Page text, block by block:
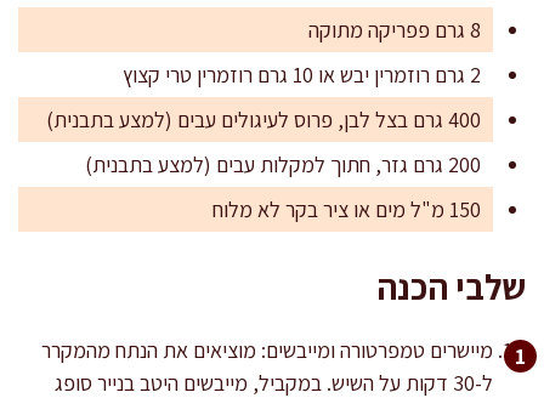
8 גרם פפריקה מתוקה
2 גרם רוזמרין יבש או 10 גרם רוזמרין טרי קצוץ
400 גרם בצל לבן, פרוס לעיגולים עבים (למצע בתבנית)
200 גרם גזר, חתוך למקלות עבים (למצע בתבנית)
150 מ"ל מים או ציר בקר לא מלוח
שלבי הכנה
מיישרים טמפרטורה ומייבשים: מוציאים את הנתח מהמקרר
ל-30 דקות על השיש. במקביל, מייבשים היטב בנייר סופג